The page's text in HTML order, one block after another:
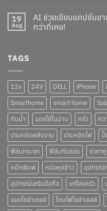
19
Aug
AI ช่วยเขียนแคปชั่นข
กว่าที่เคย!
TAGS
12v 24V DELL iPhone
Smarthome
smart home
กันน้ำ
ของใช้ในบ้าน ครัว ค
ประหยัดพลังงาน
ประหยัดไฟ ปั๊
ฟิล์มกระจก
ฟิล์มกันรอย ราคา
หมึกพิมพ์
หม้อหุงข้าว อุปกรณ์
อุปกรณ์เสริมมือถือ
เครื่องครัว
แผงโซล่าเซลล์
โคมไฟโซล่าเซลล์